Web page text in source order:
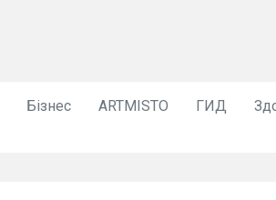
Бізнес ARTMISTO ГИД